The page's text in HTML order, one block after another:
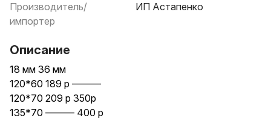
Производитель/
импортер
ИП Астапенко
Описание
18 мм 36 мм
120*60 189 р ———
120*70 209 р 350р
135*70 ——— 400 р